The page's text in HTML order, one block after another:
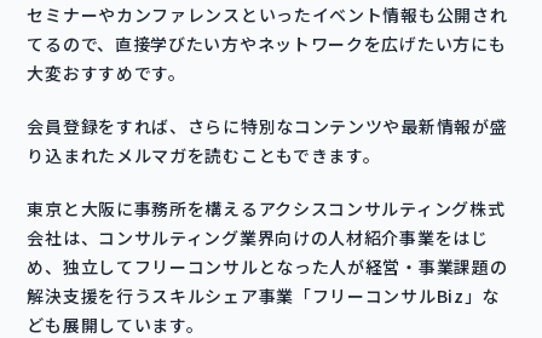
セミナーやカンファレンスといったイベント情報も公開され
てるので、直接学びたい方やネットワークを広げたい方にも
大変おすすめです。
会員登録をすれば、さらに特別なコンテンツや最新情報が盛
り込まれたメルマガを読むこともできます。
東京と大阪に事務所を構えるアクシスコンサルティング株式
会社は、コンサルティング業界向けの人材紹介事業をはじ
め、独立してフリーコンサルとなった人が経営・事業課題の
解決支援を行うスキルシェア事業「フリーコンサルBiz」な
ども展開しています。